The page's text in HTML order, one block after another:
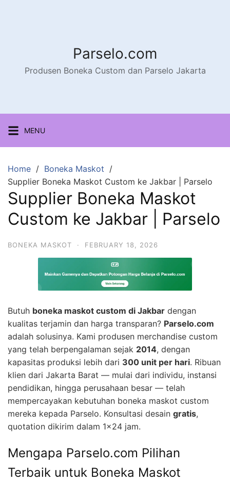
Parselo.com
Produsen Boneka Custom dan Parselo Jakarta
MENU
Home
Boneka Maskot
Supplier Boneka Maskot Custom ke Jakbar | Parselo
Supplier Boneka Maskot
Custom ke Jakbar | Parselo
BONEKA MASKOT · FEBRUARY 18, 2026
Butuh boneka maskot custom di Jakbar dengan
kualitas terjamin dan harga transparan? Parselo.com
adalah solusinya. Kami produsen merchandise custom
yang telah berpengalaman sejak 2014, dengan
kapasitas produksi lebih dari 300 unit per hari. Ribuan
klien dari Jakarta Barat — mulai dari individu, instansi
pendidikan, hingga perusahaan besar — telah
mempercayakan kebutuhan boneka maskot custom
mereka kepada Parselo. Konsultasi desain gratis,
quotation dikirim dalam 1×24 jam.
Mengapa Parselo.com Pilihan
Terbaik untuk Boneka Maskot